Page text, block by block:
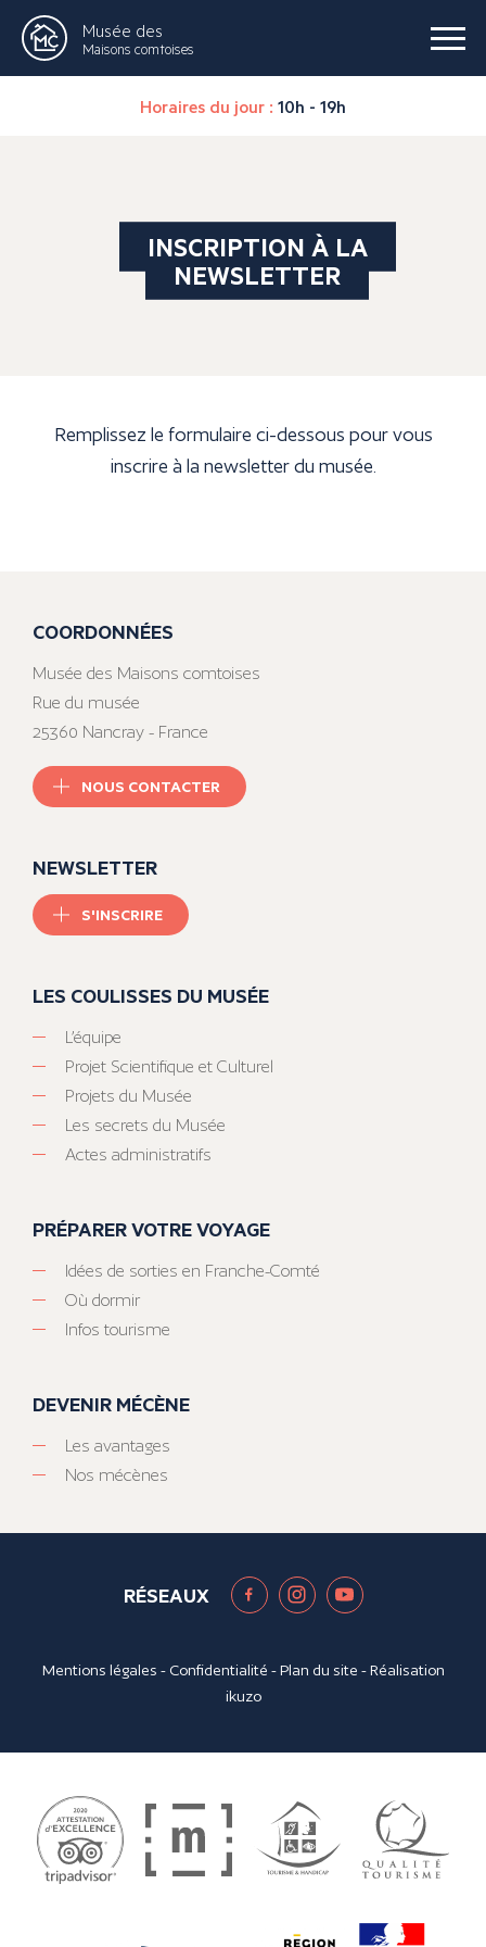
Musée des
Maisons comtoises
Horaires du jour : 10h - 19h
INSCRIPTION À LA
NEWSLETTER
Remplissez le formulaire ci-dessous pour vous
inscrire à la newsletter du musée.
COORDONNÉES
Musée des Maisons comtoises
Rue du musée
25360 Nancray - France
NOUS CONTACTER
NEWSLETTER
S'INSCRIRE
LES COULISSES DU MUSÉE
L’équipe
Projet Scientifique et Culturel
Projets du Musée
Les secrets du Musée
Actes administratifs
PRÉPARER VOTRE VOYAGE
Idées de sorties en Franche-Comté
Où dormir
Infos tourisme
DEVENIR MÉCÈNE
Les avantages
Nos mécènes
RÉSEAUX
Mentions légales - Confidentialité -Plan du site - Réalisation
ikuzo